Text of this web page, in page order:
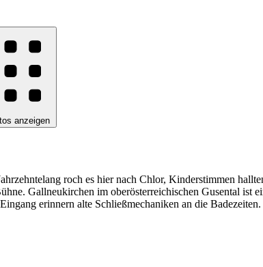
anzeigen
roch es hier nach Chlor, Kinderstimmen
Gallneukirchen im oberösterreichischen Gusental ist
erinnern alte Schließmechaniken an die